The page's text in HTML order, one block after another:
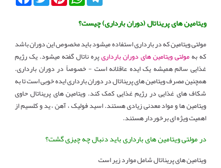
ویتامین های پریناتال (دوران بارداری) چیست؟
مولتی ویتامین که در بارداری استفاده میشود باید مخصوص این دوران باشد
که بهمولتی ویتامین های دوران بارداریپره ناتال گفته میشود. یک رژیم
غذایی سالم همیشه یک ایده عاقلانه است - خصوصاً در دوران بارداری.
همچنین مصرف ویتامین های پریناتال در دوران بارداری ایده خوبی است تا به
شکاف های غذایی در رژیم غذایی کمک کند. ویتامین های پریناتال حاوی
ویتامین ها و مواد معدنی زیادی هستند. اسید فولیک ، آهن ، ید و کلسیم از
اهمیت ویژه ای برخوردار هستند.
در مولتی ویتامین های بارداری باید دنبال چه چیزی گشت؟
ویتامین های پریناتال شامل موارد زیر است